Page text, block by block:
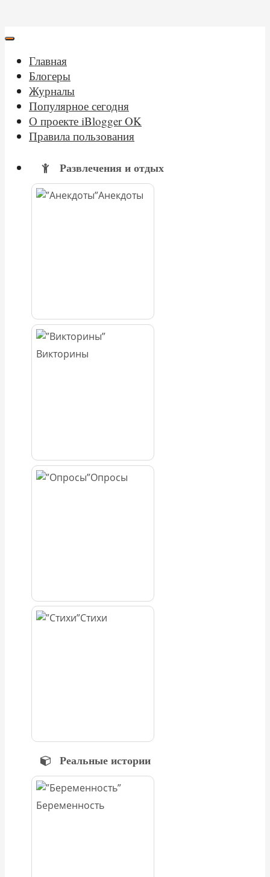
Главная
Блогеры
Журналы
Популярное сегодня
О проекте iBlogger OK
Правила пользования
Развлечения и отдых
Анекдоты
Викторины
Опросы
Стихи
Реальные истории
Беременность